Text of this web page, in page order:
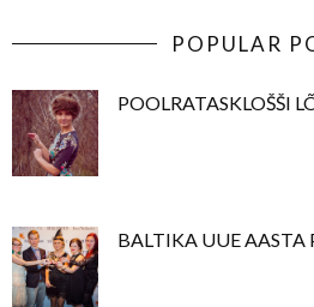
POPULAR
POOLRATASKLOŠŠI
BALTIKA UUE AASTA